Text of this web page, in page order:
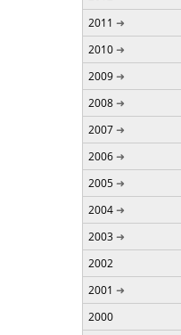
2011
2010
2009
2008
2007
2006
2005
2004
2003
2002
2001
2000